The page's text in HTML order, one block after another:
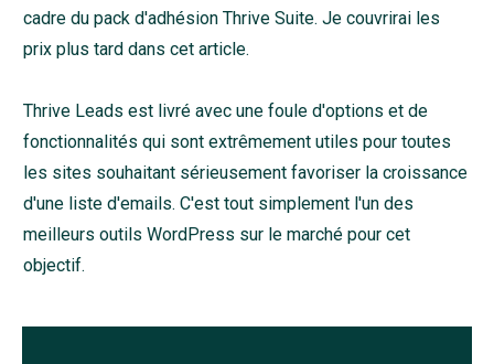
cadre du pack d'adhésion Thrive Suite. Je couvrirai les
prix plus tard dans cet article.
Thrive Leads est livré avec une foule d'options et de
fonctionnalités qui sont extrêmement utiles pour toutes
les sites souhaitant sérieusement favoriser la croissance
d'une liste d'emails. C'est tout simplement l'un des
meilleurs outils WordPress sur le marché pour cet
objectif.